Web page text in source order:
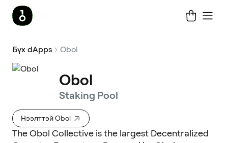
Бүх dApps Obol
Obol
Staking Pool
Нээлттэй Obol
The Obol Collective is the largest Decentralized